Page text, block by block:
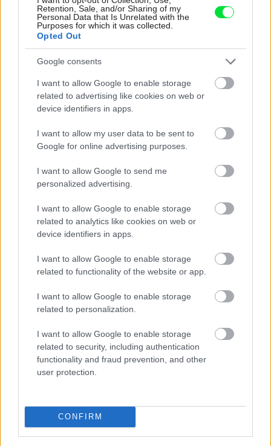
Retention, Sale, and/or Sharing of my
Personal Data that Is Unrelated with the
Purposes for which it was collected.
Opted Out
Google consents
I want to allow Google to enable storage
related to advertising like cookies on web or
device identifiers in apps.
I want to allow my user data to be sent to
Google for online advertising purposes.
I want to allow Google to send me
personalized advertising.
I want to allow Google to enable storage
related to analytics like cookies on web or
device identifiers in apps.
I want to allow Google to enable storage
related to functionality of the website or app.
I want to allow Google to enable storage
related to personalization.
I want to allow Google to enable storage
related to security, including authentication
functionality and fraud prevention, and other
user protection.
CONFIRM
Najnovšie časopisy
Môj dom 07-08/2026
Mohlo by vás zaujímať
pôvodný charakter bytu.
kontrastov